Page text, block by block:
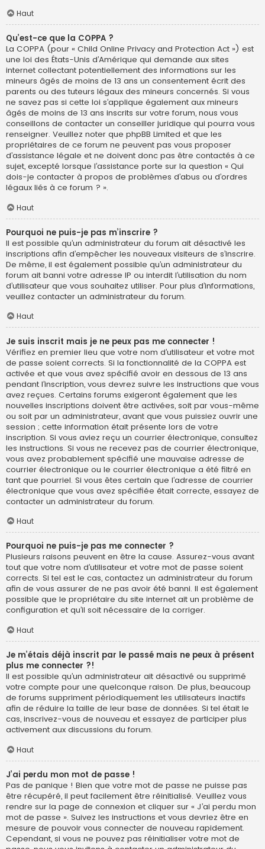
Haut
Qu’est-ce que la COPPA ?
La COPPA (pour « Child Online Privacy and Protection Act ») est
une loi des États-Unis d’Amérique qui demande aux sites
internet collectant potentiellement des informations sur les
mineurs âgés de moins de 13 ans un consentement écrit des
parents ou des tuteurs légaux des mineurs concernés. Si vous
ne savez pas si cette loi s’applique également aux mineurs
âgés de moins de 13 ans inscrits sur votre forum, nous vous
conseillons de contacter un conseiller juridique qui pourra vous
renseigner. Veuillez noter que phpBB Limited et que les
propriétaires de ce forum ne peuvent pas vous proposer
d’assistance légale et ne doivent donc pas être contactés à ce
sujet, excepté lorsque l’assistance porte sur la question « Qui
dois-je contacter à propos de problèmes d’abus ou d’ordres
légaux liés à ce forum ? ».
Haut
Pourquoi ne puis-je pas m’inscrire ?
Il est possible qu’un administrateur du forum ait désactivé les
inscriptions afin d’empêcher les nouveaux visiteurs de s’inscrire.
De même, il est également possible qu’un administrateur du
forum ait banni votre adresse IP ou interdit l’utilisation du nom
d’utilisateur que vous souhaitez utiliser. Pour plus d’informations,
veuillez contacter un administrateur du forum.
Haut
Je suis inscrit mais je ne peux pas me connecter !
Vérifiez en premier lieu que votre nom d’utilisateur et votre mot
de passe soient corrects. Si la fonctionnalité de la COPPA est
activée et que vous avez spécifié avoir en dessous de 13 ans
pendant l’inscription, vous devrez suivre les instructions que vous
avez reçues. Certains forums exigeront également que les
nouvelles inscriptions doivent être activées, soit par vous-même
ou soit par un administrateur, avant que vous puissiez ouvrir une
session ; cette information était présente lors de votre
inscription. Si vous aviez reçu un courrier électronique, consultez
les instructions. Si vous ne recevez pas de courrier électronique,
vous avez probablement spécifié une mauvaise adresse de
courrier électronique ou le courrier électronique a été filtré en
tant que pourriel. Si vous êtes certain que l’adresse de courrier
électronique que vous avez spécifiée était correcte, essayez de
contacter un administrateur du forum.
Haut
Pourquoi ne puis-je pas me connecter ?
Plusieurs raisons peuvent en être la cause. Assurez-vous avant
tout que votre nom d’utilisateur et votre mot de passe soient
corrects. Si tel est le cas, contactez un administrateur du forum
afin de vous assurer de ne pas avoir été banni. Il est également
possible que le propriétaire du site internet ait un problème de
configuration et qu’il soit nécessaire de la corriger.
Haut
Je m’étais déjà inscrit par le passé mais ne peux à présent
plus me connecter ?!
Il est possible qu’un administrateur ait désactivé ou supprimé
votre compte pour une quelconque raison. De plus, beaucoup
de forums suppriment périodiquement les utilisateurs inactifs
afin de réduire la taille de leur base de données. Si tel était le
cas, inscrivez-vous de nouveau et essayez de participer plus
activement aux discussions du forum.
Haut
J’ai perdu mon mot de passe !
Pas de panique ! Bien que votre mot de passe ne puisse pas
être récupéré, il peut facilement être réinitialisé. Veuillez vous
rendre sur la page de connexion et cliquer sur « J’ai perdu mon
mot de passe ». Suivez les instructions et vous devriez être en
mesure de pouvoir vous connecter de nouveau rapidement.
Cependant, si vous ne pouvez pas réinitialiser votre mot de